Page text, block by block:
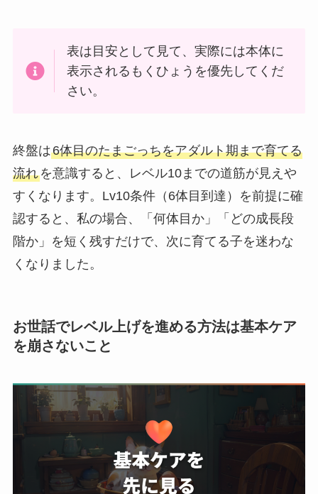
表は目安として見て、実際には本体に
表示されるもくひょうを優先してくだ
さい。
終盤は6体目のたまごっちをアダルト期まで育てる
流れを意識すると、レベル10までの道筋が見えや
すくなります。Lv10条件（6体目到達）を前提に確
認すると、私の場合、「何体目か」「どの成長段
階か」を短く残すだけで、次に育てる子を迷わな
くなりました。
お世話でレベル上げを進める方法は基本ケア
を崩さないこと